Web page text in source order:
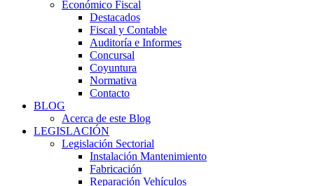
Económico Fiscal
Destacados
Fiscal y Contable
Auditoría e Informes
Concursal
Coyuntura
Normativa
Contacto
BLOG
Acerca de este Blog
LEGISLACIÓN
Legislación Sectorial
Instalación Mantenimiento
Fabricación
Reparación Vehículos